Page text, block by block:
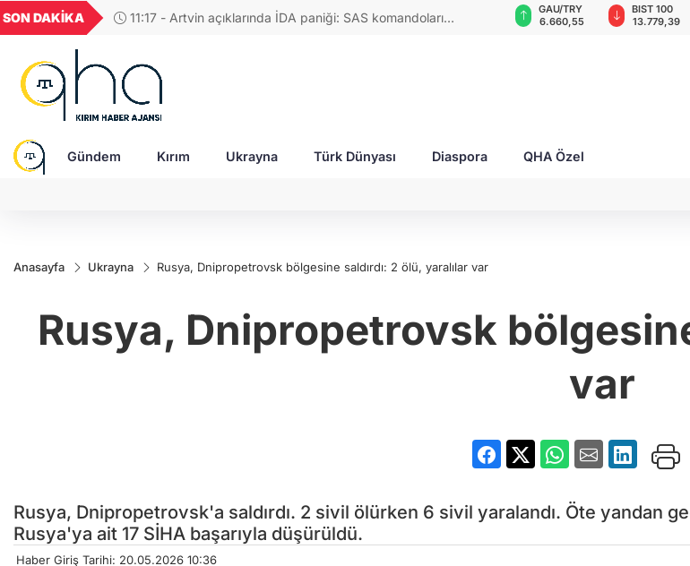
SON DAKİKA
10:56 - Kırım’ın yerli halklarından Kırımçaklar, kimliklerini
GEL
18,2677
16,3788
BGN
27,9743
0,0018
6.660,55
BIST 100
13.779,39
USD
47,6787
Gündem Kırım Ukrayna Türk Dünyası Diaspora QHA Özel
Anasayfa Ukrayna Rusya, Dnipropetrovsk bölgesine saldırdı: 2 ölü, yaralılar var
Rusya, Dnipropetrovsk
var
Rusya, Dnipropetrovsk'a saldırdı. 2 sivil ölürken 6 sivil yaralandı. Öte yandan
Rusya'ya ait 17 SİHA başarıyla düşürüldü.
Haber Giriş Tarihi: 20.05.2026 10:36